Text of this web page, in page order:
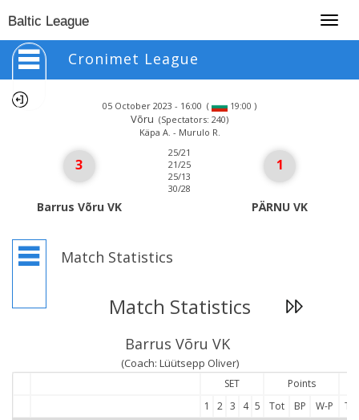
Baltic League
Cronimet League
05 October 2023 - 16:00 ( 19:00 )
Võru (Spectators: 240)
Käpa A. - Murulo R.
3
Barrus Võru VK
25/21
21/25
25/13
30/28
1
PÄRNU VK
Match Statistics
Match Statistics
Barrus Võru VK
(Coach: Lüütsepp Oliver)
SET
Points
1
2 3 4 5 Tot BP W-P Tot